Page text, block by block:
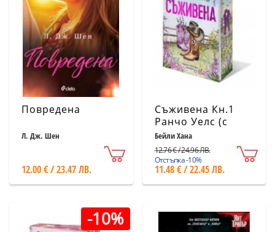
Повредена
Л. Дж. Шен
12.00 € / 23.47 ЛВ.
Съживена Кн.1
Ранчо Уелс (с
цветни порезки)
Бейли Хана
12.76 € / 24.96 ЛВ.
Отстъпка -10%
11.48 € / 22.45 ЛВ.
-10%